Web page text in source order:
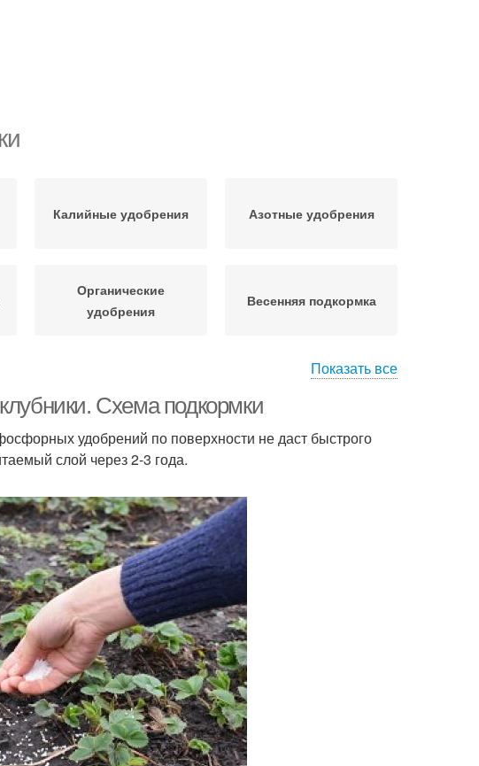
Калийные удобрения Азотные удобрения
Органические
удобрения
Весенняя подкормка
Показать все
Схема подкормки
удобрений по поверхности не даст быстрого
слой через 2-3 года.